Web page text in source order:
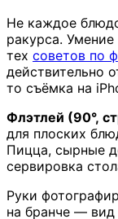
Не каждое
ракурса.
тех советов по
действительно
то съёмка на
Флэтлей (90°,
для плоских
Пицца, сырные
сервировка
Руки
на бранче — вид